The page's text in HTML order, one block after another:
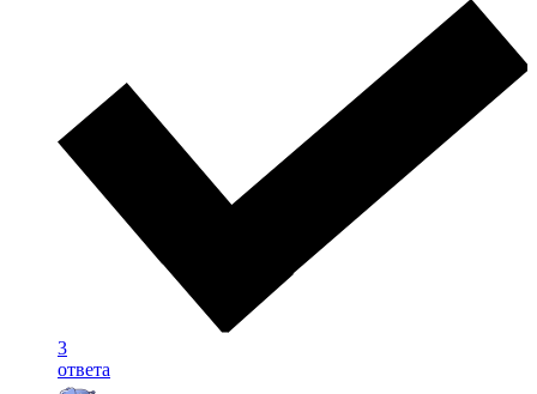
3
ответа